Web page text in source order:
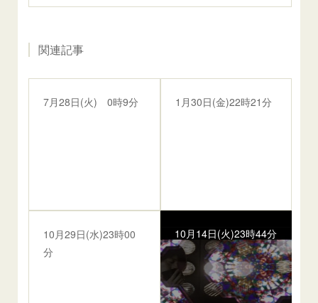
関連記事
7月28日(火) 0時9分 1月30日(金)22時21分
10月29日(水)23時00
分
10月14日(火)23時44分